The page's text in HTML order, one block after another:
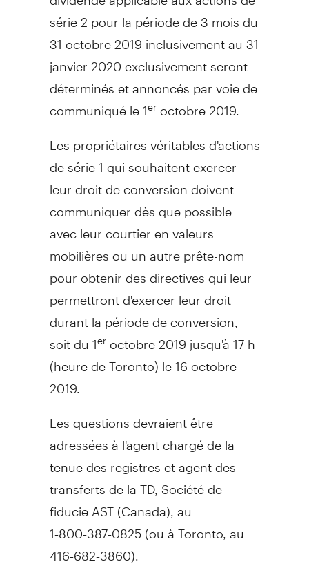
série 2 pour la période de 3 mois du
31 octobre 2019 inclusivement au 31
janvier 2020 exclusivement seront
déterminés et annoncés par voie de
communiqué le 1eroctobre 2019.
Les propriétaires véritables d'actions
de série 1 qui souhaitent exercer
leur droit de conversion doivent
communiquer dès que possible
avec leur courtier en valeurs
mobilières ou un autre prête-nom
pour obtenir des directives qui leur
permettront d'exercer leur droit
durant la période de conversion,
soit du 1eroctobre 2019 jusqu'à 17 h
(heure deToronto) le 16 octobre
2019.
Les questions devraient être
adressées à l'agent chargé de la
tenue des registres et agent des
transferts de la TD, Société de
fiducie AST (Canada), au
1‑800‑387‑0825 (ou àToronto, au
416‑682‑3860).